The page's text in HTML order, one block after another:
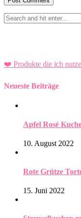
❤️ Produkte die ich
Neueste Beiträge
Apfel Rosé
10. August 2022
Rote Grütze
15. Juni 2022